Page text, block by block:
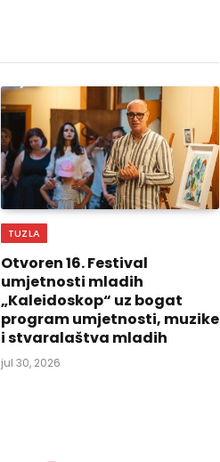
TUZLA
Otvoren 16. Festival
umjetnosti mladih
„Kaleidoskop“ uz bogat
program umjetnosti, muzike
i stvaralaštva mladih
jul 30, 2026